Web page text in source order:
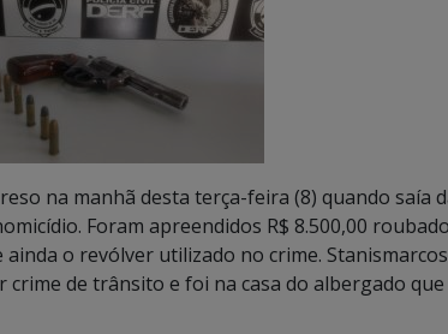
na manhã desta terça-feira (8) quando saía
Foram apreendidos R$ 8.500,00
o revólver utilizado no crime.
crime de trânsito e foi na casa do albergado